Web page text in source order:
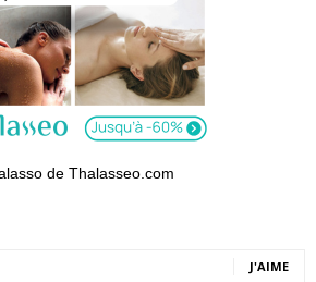
de Thalasseo.com
J'AIME